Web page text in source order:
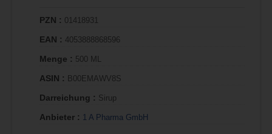
PZN : 01418931
EAN : 4053888868596
Menge : 500 ML
ASIN : B00EMAWV8S
Darreichung : Sirup
Anbieter : 1 A Pharma GmbH